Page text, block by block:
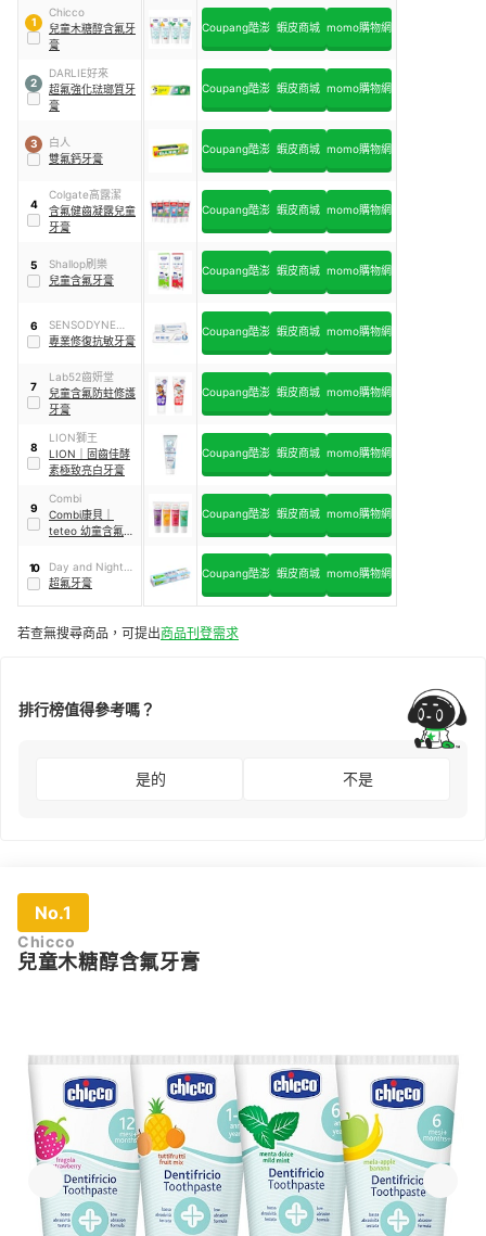
1
Chicco
兒童木糖醇含氟牙
膏
Coupang酷澎 蝦皮商城 momo購物網
2
DARLIE好來
超氟強化琺瑯質牙
膏
Coupang酷澎 蝦皮商城 momo購物網
3
白人
雙氟鈣牙膏
Coupang酷澎 蝦皮商城 momo購物網
4
Colgate高露潔
含氟健齒凝露兒童
牙膏
Coupang酷澎 蝦皮商城 momo購物網
5
Shallop刷樂
兒童含氟牙膏
Coupang酷澎 蝦皮商城 momo購物網
6
SENSODYNE舒酸
定
專業修復抗敏牙膏
Coupang酷澎 蝦皮商城 momo購物網
7
Lab52齒妍堂
兒童含氟防蛀修護
牙膏
Coupang酷澎 蝦皮商城 momo購物網
8
LION獅王
LION
固齒佳酵
素極致亮白牙膏
Coupang酷澎 蝦皮商城 momo購物網
9
Combi
Combi康貝
teteo 幼童含氟牙
Coupang酷澎 蝦皮商城 momo購物網
10
Day and Night德
恩奈
超氟牙膏
Coupang酷澎 蝦皮商城 momo購物網
若查無搜尋商品，可提出商品刊登需求
排行榜值得參考嗎？
是的 不是
No.1
Chicco
兒童木糖醇含氟牙膏